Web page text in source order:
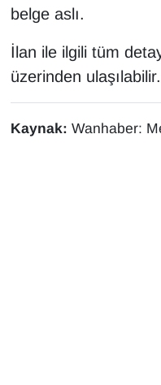
belge aslı.
İlan ile ilgili tüm
üzerinden ulaşılabilir.
Kaynak: Wanhaber: